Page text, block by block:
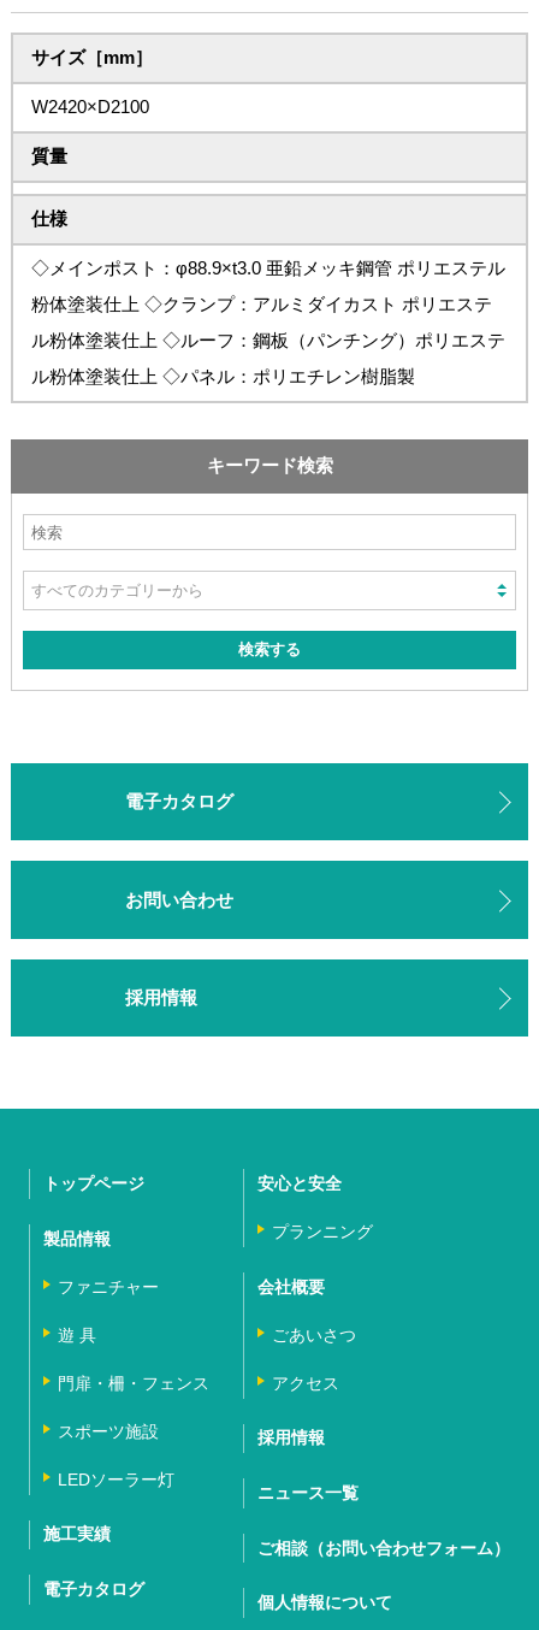
キーワード検索
サイズ［mm］
W2420×D2100
質量
仕様
◇メインポスト：φ88.9×t3.0 亜鉛メッキ鋼管 ポリエステル
粉体塗装仕上 ◇クランプ：アルミダイカスト ポリエステ
ル粉体塗装仕上 ◇ルーフ：鋼板（パンチング）ポリエステ
ル粉体塗装仕上 ◇パネル：ポリエチレン樹脂製
電子カタログ
お問い合わせ
採用情報
トップページ
製品情報
ファニチャー
遊 具
門扉・柵・フェンス
スポーツ施設
LEDソーラー灯
施工実績
電子カタログ
安心と安全
プランニング
会社概要
ごあいさつ
アクセス
採用情報
ニュース一覧
ご相談（お問い合わせフォーム）
個人情報について